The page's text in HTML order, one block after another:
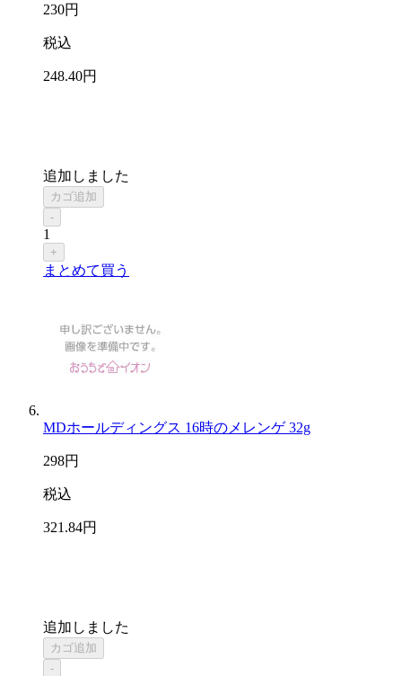
230円
税込
248.40円
追加しました
カゴ追加
-
1
+
まとめて買う
MDホールディングス 16時のメレンゲ 32g
298円
税込
321 .84円
追加しました
カゴ追加
-